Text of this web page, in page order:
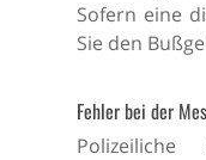
Sofern eine
Sie den
Fehler bei der